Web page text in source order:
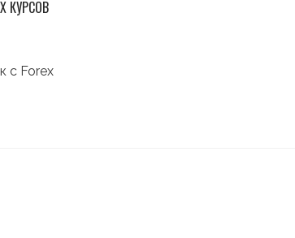
КУРСОВ
с Forex